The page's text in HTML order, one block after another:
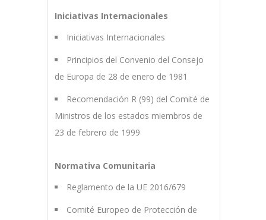
Iniciativas Internacionales
Iniciativas Internacionales
Principios del Convenio del Consejo
de Europa de 28 de enero de 1981
Recomendación R (99) del Comité de
Ministros de los estados miembros de
23 de febrero de 1999
Normativa Comunitaria
Reglamento de la UE 2016/679
Comité Europeo de Protección de